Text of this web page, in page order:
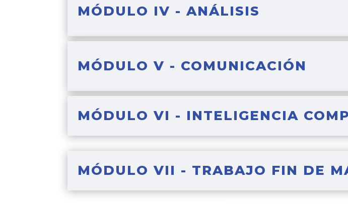
MÓDULO IV - ANÁLISIS
MÓDULO V - COMUNICACIÓN
MÓDULO VI - INTELIGENCIA
MÓDULO VII - TRABAJO FIN DE